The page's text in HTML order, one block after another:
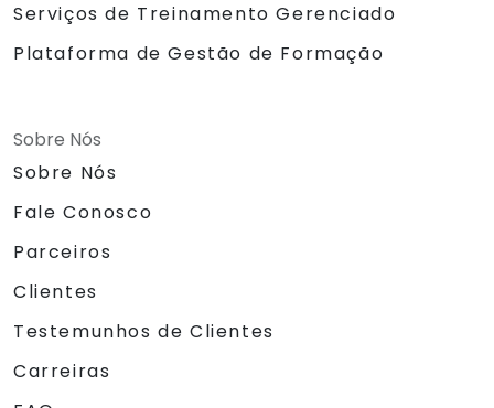
Serviços de Treinamento Gerenciado
Plataforma de Gestão de Formação
Sobre Nós
Sobre Nós
Fale Conosco
Parceiros
Clientes
Testemunhos de Clientes
Carreiras